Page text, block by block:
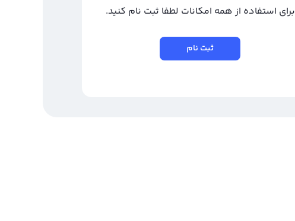
برای استفاده از همه امکانات لطفا ثبت نام کنید.
ثبت نام